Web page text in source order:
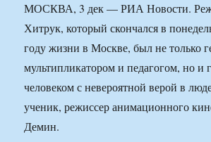
МОСКВА, 3 дек — РИА Новости.
Хитрук, который скончался в
году жизни в Москве, был не только
мультипликатором и педагогом, но и
человеком с невероятной верой в
ученик, режиссер анимационного
Демин.